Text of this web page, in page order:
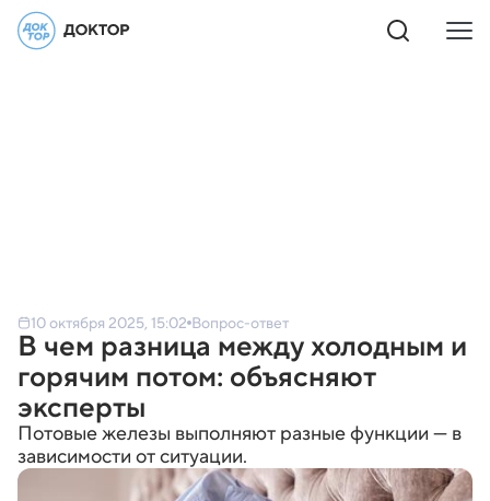
10 октября 2025, 15:02 Вопрос-ответ
В чем разница между холодным и
горячим потом: объясняют
эксперты
Потовые железы выполняют разные функции — в
зависимости от ситуации.